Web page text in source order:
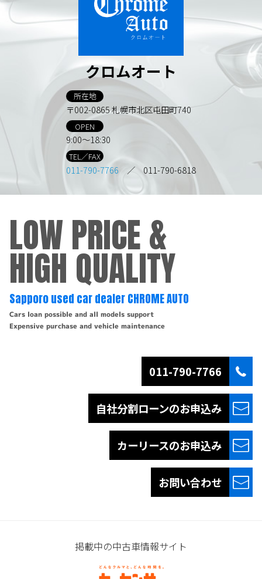
クロムオート
所在地
〒002-0865 札幌市北区屯田町740
OPEN
9:00～18:30
TEL／FAX
011-790-7766 ／ 011-790-6818
LOW PRICE &
HIGH QUALITY
Sapporo used car dealer CHROME AUTO
Cars loan possible and all models support
Expensive purchase and vehicle maintenance
011-790-7766
自社分割ローンのお申込み
カーリースのお申込み
お問い合わせ
掲載中の中古車情報サイト